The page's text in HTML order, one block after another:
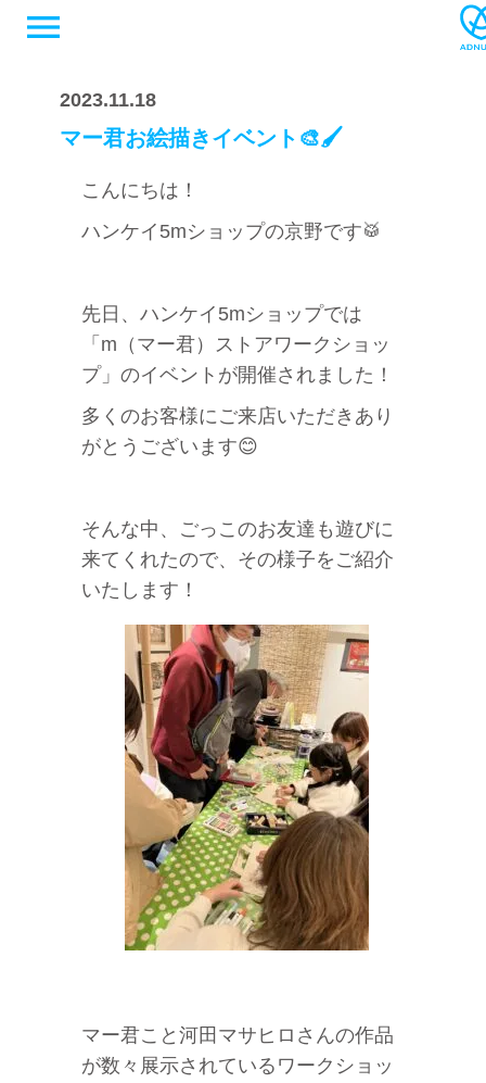
menu
2023.11.18
マー君お絵描きイベント🎨🖌
こんにちは！
ハンケイ5mショップの京野です🥁
先日、ハンケイ5mショップでは
「m（マー君）ストアワークショッ
プ」のイベントが開催されました！
多くのお客様にご来店いただきあり
がとうございます😊
そんな中、ごっこのお友達も遊びに
来てくれたので、その様子をご紹介
いたします！
マー君こと河田マサヒロさんの作品
が数々展示されているワークショッ